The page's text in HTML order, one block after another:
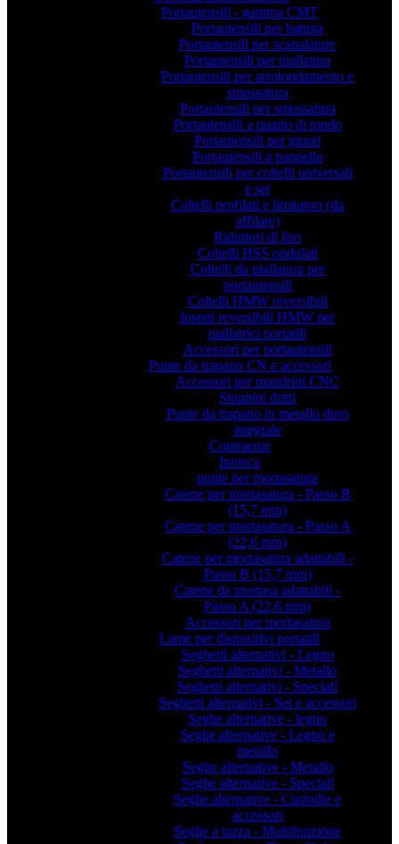
Portautensili - gamma CMT
Portautensili per battuta
Portautensili per scanalature
Portautensili per piallatura
Portautensili per arrotondamento e
smussatura
Portautensili per smussatura
Portautensili a quarto di tondo
Portautensili per giunti
Portautensili a pannello
Portautensili per coltelli universali
e set
Coltelli profilati e limitatori (da
affilare)
Riduttori di fori
Coltelli HSS ondulati
Coltelli da piallatura per
portautensili
Coltelli HMW reversibili
Inserti reversibili HMW per
piallatrici portatili
Accessori per portautensili
Punte da trapano CN e accessori
Accessori per mandrini CNC
Stoppini dritti
Punte da trapano in metallo duro
integrale
Contraente
Ipoteca
punte per mortasatura
Catene per mortasatura - Passo B
(15,7 mm)
Catene per mortasatura - Passo A
(22,6 mm)
Catene per mortasatura adattabili -
Passo B (15,7 mm)
Catene da mortasa adattabili -
Passo A (22,6 mm)
Accessori per mortasatura
Lame per dispositivi portatili
Seghetti alternativi - Legno
Seghetti alternativi - Metallo
Seghetti alternativi - Speciali
Seghetti alternativi - Set e accessori
Seghe alternative - legno
Seghe alternative - Legno e
metallo
Seghe alternative - Metallo
Seghe alternative - Speciali
Seghe alternative - Custodie e
accessori
Seghe a tazza - Multifunzione